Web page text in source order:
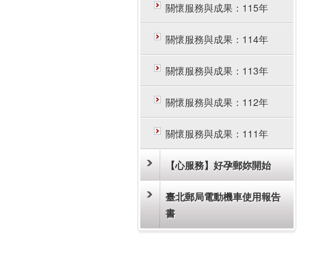
關懷服務與成果：115年
關懷服務與成果：114年
關懷服務與成果：113年
關懷服務與成果：112年
關懷服務與成果：111年
【心服務】好孕郵妳開始
臺北郵局電動機車使用報告
書